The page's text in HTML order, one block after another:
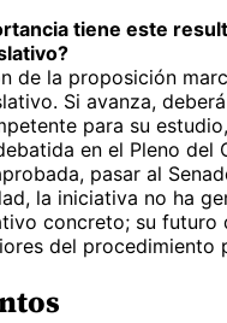
tiene este
de la proposición
Si avanza,
para su
en el Pleno del
pasar al
la iniciativa no ha
concreto; su futuro
del procedimiento